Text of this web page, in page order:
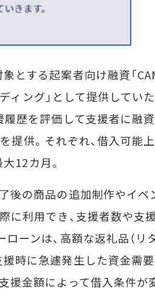
とする起案者向け融資「
ィング」として提供してい
履歴を評価して支援者に融
提供。それぞれ、借入可能
12カ月。
後の商品の追加制作やイベ
に利用でき、支援者数や支
ーンは、高額な返礼品（リ
時に急遽発生した資金需
援金額によって借入条件が